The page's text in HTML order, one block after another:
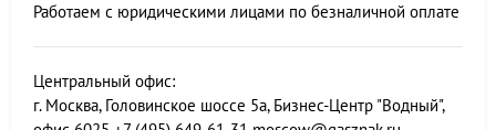
Работаем с юридическими лицами по безналичной оплате
Центральный офис:
г. Москва, Головинское шоссе 5а, Бизнес-Центр "Водный",